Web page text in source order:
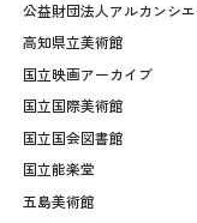
公益財団法人アルカンシ
高知県立美術館
国立映画アーカイブ
国立国際美術館
国立国会図書館
国立能楽堂
五島美術館